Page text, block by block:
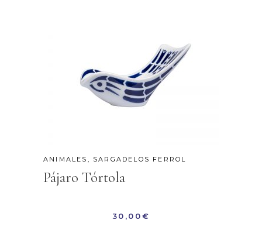
ANIMALES , SARGADELOS FERROL
Pájaro Tórtola
30,00€